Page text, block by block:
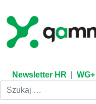
content
Newsletter HR WG+